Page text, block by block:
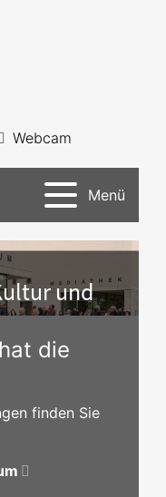
Webcam
Menü
und
die
finden Sie